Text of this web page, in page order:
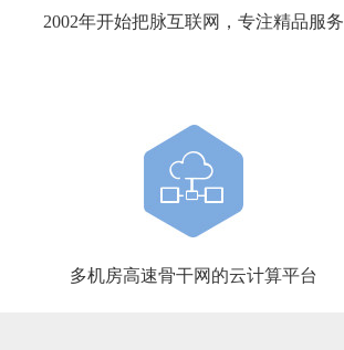
2002年开始把脉互联网，专注精品服务
多机房高速骨干网的云计算平台